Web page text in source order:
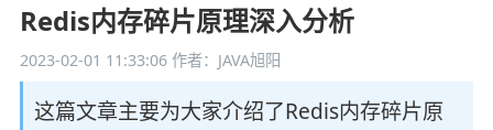
Redis内存碎片原理深入分析
2023-02-01 11:33:06作者：JAVA旭阳
这篇文章主要为大家介绍了Redis内存碎片原